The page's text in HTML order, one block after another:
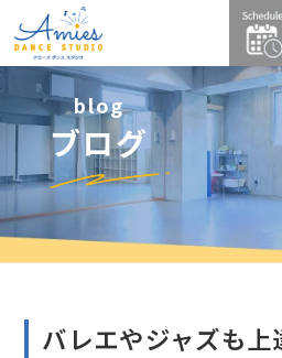
blog
ブログ
バレエやジャズも